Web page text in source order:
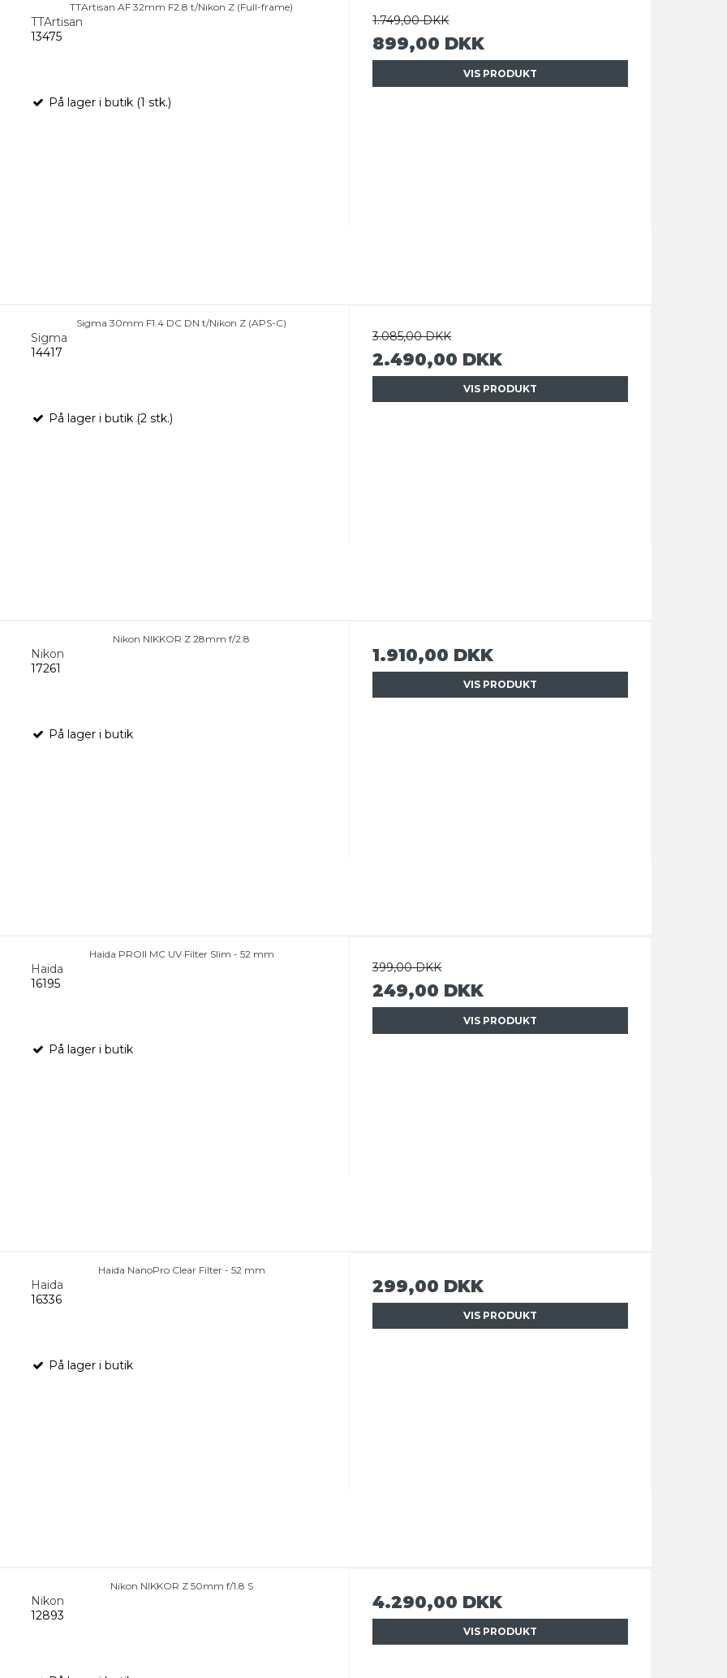
TTArtisan AF 32mm F2.8 t/Nikon Z (Full-frame)
TTArtisan
13475
På lager i butik (1 stk.)
1.749,00 DKK
899,00 DKK
VIS PRODUKT
Sigma 30mm F1.4 DC DN t/Nikon Z (APS-C)
Sigma
14417
På lager i butik (2 stk.)
3.085,00 DKK
2.490,00 DKK
VIS PRODUKT
Nikon NIKKOR Z 28mm f/2.8
Nikon
17261
På lager i butik
1.910,00 DKK
VIS PRODUKT
Haida PROII MC UV Filter Slim - 52 mm
Haida
16195
På lager i butik
399,00 DKK
249,00 DKK
VIS PRODUKT
Haida NanoPro Clear Filter - 52 mm
Haida
16336
På lager i butik
299,00 DKK
VIS PRODUKT
Nikon NIKKOR Z 50mm f/1.8 S
Nikon
12893
4.290,00 DKK
VIS PRODUKT